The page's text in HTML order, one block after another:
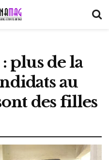
plus de la
au
des filles